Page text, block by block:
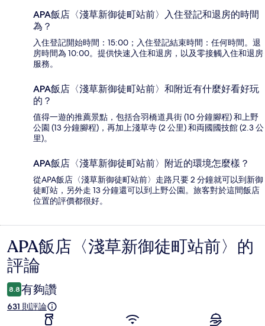
APA飯店〈淺草新御徒町站前〉入住登記和退房的時間
為？
入住登記開始時間：15:00；入住登記結束時間：任何時間。退
房時間為 10:00。提供快速入住和退房，以及零接觸入住和退房
服務。
APA飯店〈淺草新御徒町站前〉和附近有什麼好看好玩
的？
值得一遊的推薦景點，包括合羽橋道具街 (10 分鐘腳程) 和上野
公園 (13 分鐘腳程)，再加上淺草寺 (2 公里) 和両國國技館 (2.3 公
里)。
APA飯店〈淺草新御徒町站前〉附近的環境怎麼樣？
從APA飯店〈淺草新御徒町站前〉走路只要 2 分鐘就可以到新御
徒町站，另外走 13 分鐘還可以到上野公園。旅客對於這間飯店
位置的評價都很好。
評
論
APA飯店〈淺草新御徒町站前〉的
評論
8.8 有夠讚
631 則評論